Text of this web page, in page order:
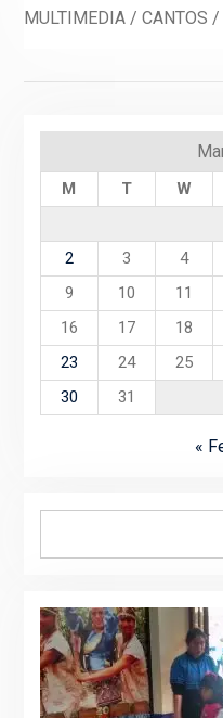
MULTIMEDIA / CANTOS
M T W
2
3 4
9
10 11
16
17 18
23
24 25
30
31
«